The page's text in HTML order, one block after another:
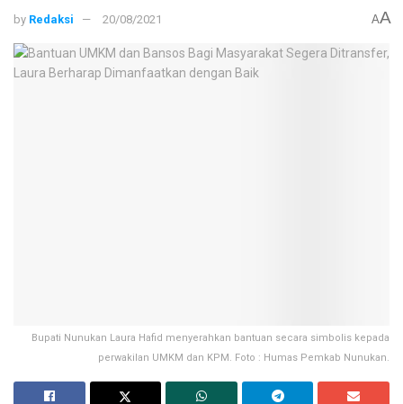
by Redaksi 20/08/2021 AA
Bupati Nunukan Laura Hafid menyerahkan bantuan secara simbolis kepada
perwakilan UMKM dan KPM. Foto : Humas Pemkab Nunukan.